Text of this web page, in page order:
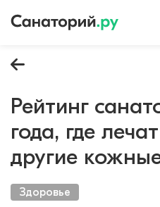
Рейтинг
года, где
другие
Здоровье